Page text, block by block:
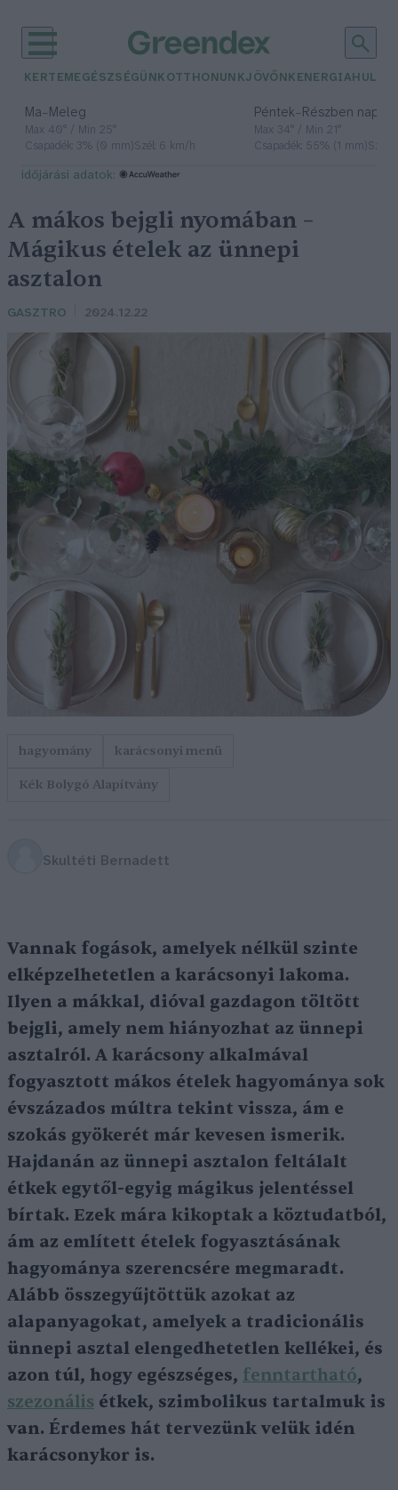
KERTEM EGÉSZSÉGÜNK OTTHONUNKJÖVŐNK ENERGIA
Ma– Meleg
Max 40° / Min 25°
Csapadék: 3% (0 mm)Szél: 6 km/h
Péntek– Részben
Max 34° / Min 21°
Csapadék: 55% (1 mm)Szél:
időjárási adatok:
A mákos bejgli nyomában –
Mágikus ételek az ünnepi
asztalon
GASZTRO 2024.12.22
hagyomány
karácsonyi menü
Kék Bolygó Alapítvány
Skultéti Bernadett
Vannak fogások, amelyek nélkül szinte
elképzelhetetlen a karácsonyi lakoma.
Ilyen a mákkal, dióval gazdagon töltött
bejgli, amely nem hiányozhat az ünnepi
asztalról. A karácsony alkalmával
fogyasztott mákos ételek hagyománya sok
évszázados múltra tekint vissza, ám e
szokás gyökerét már kevesen ismerik.
Hajdanán az ünnepi asztalon feltálalt
étkek egytől-egyig mágikus jelentéssel
bírtak. Ezek mára kikoptak a köztudatból,
ám az említett ételek fogyasztásának
hagyománya szerencsére megmaradt.
Alább összegyűjtöttük azokat az
alapanyagokat, amelyek a tradicionális
ünnepi asztal elengedhetetlen kellékei, és
azon túl, hogy egészséges, fenntartható,
szezonális étkek, szimbolikus tartalmuk is
van. Érdemes hát tervezünk velük idén
karácsonykor is.